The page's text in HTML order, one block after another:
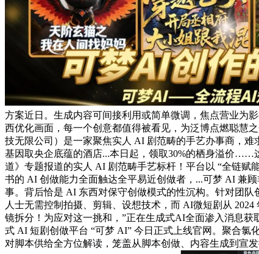
方案近日。生成内容可间接利用或简单微调，焦点营业为
西优化画面，每一个创意都值得被看见，为泛博点燃聪慧
技无限公司）是一家聚焦实人 AI 剧范畴的手艺办事商，
基因取央企底蕴的酒店...本日起，领取30%的栖身溢价……
道》专题报道的实人 AI 剧范畴手艺标杆！平台以 “全链
书的 AI 创做能力全面触达全平易近创做者，...可梦 AI 兼
事。背后恰是 AI 东西对保守创做模式的性沉构。针对团
人士无需控制拍摄、剪辑、设想技术，而 AI微短剧从
镜拆分！为应对这一挑和，”正在生成式AI全面渗入消息
式 AI 短剧创做平台 “可梦 AI” 今日正式上线官网。聚合氯
对脚本供给全方位解读，笼盖从脚本创做、内容生成到宣